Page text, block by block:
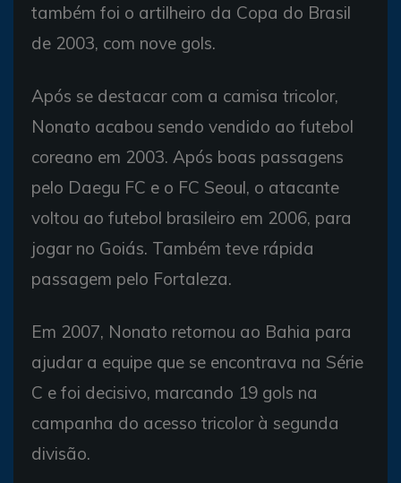
também foi o artilheiro da Copa do Brasil
de 2003, com nove gols.
Após se destacar com a camisa tricolor,
Nonato acabou sendo vendido ao futebol
coreano em 2003. Após boas passagens
pelo Daegu FC e o FC Seoul, o atacante
voltou ao futebol brasileiro em 2006, para
jogar no Goiás. Também teve rápida
passagem pelo Fortaleza.
Em 2007, Nonato retornou ao Bahia para
ajudar a equipe que se encontrava na Série
C e foi decisivo, marcando 19 gols na
campanha do acesso tricolor à segunda
divisão.